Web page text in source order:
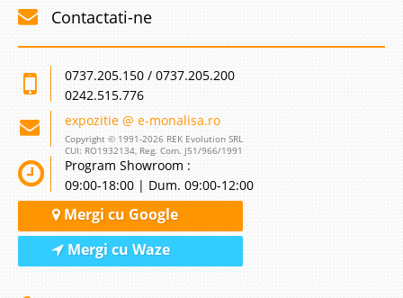
Contactati-ne
0737.205.150 / 0737.205.200
0242.515.776
expozitie @ e-monalisa.ro
Copyright © 1991-2026 REK Evolution SRL
CUI: RO1932134, Reg. Com. J51/966/1991
Program Showroom :
09:00-18:00 | Dum. 09:00-12:00
Mergi cu Google
Mergi cu Waze